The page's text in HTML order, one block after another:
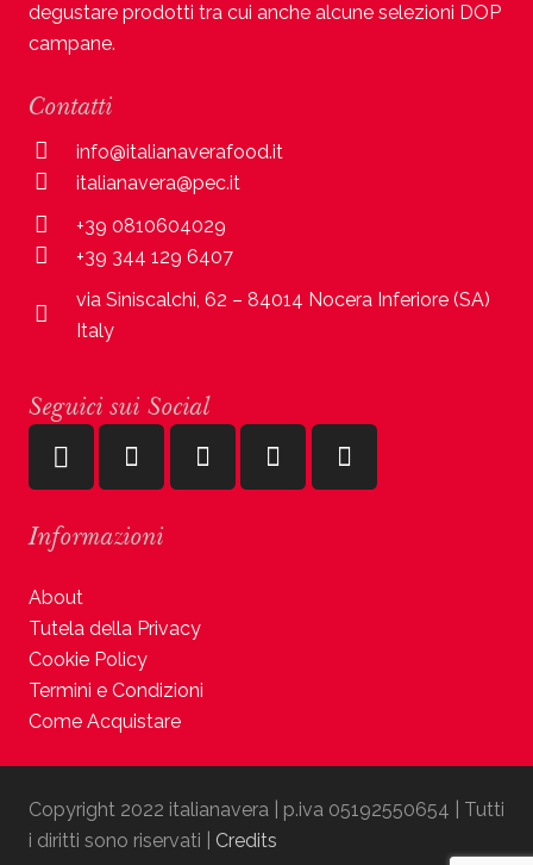
degustare prodotti tra cui anche alcune selezioni DOP
campane.
Contatti
info@italianaverafood.it
italianavera@pec.it
+39 0810604029
+39 344 129 6407
via Siniscalchi, 62 – 84014 Nocera Inferiore (SA)
Italy
Seguici sui Social
Informazioni
About
Tutela della Privacy
Cookie Policy
Termini e Condizioni
Come Acquistare
Copyright 2022 italianavera | p.iva 05192550654 | Tutti
i diritti sono riservati | Credits